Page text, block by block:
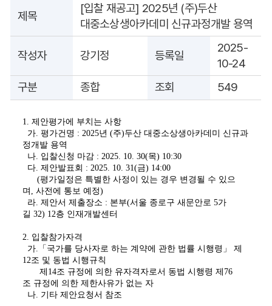
제목
[입찰 재공고] 2025년 (주)두산
대중소상생아카데미 신규과정개발 용역
작성자 강기정 등록일
2025-
10-24
구분
종합 조회 549